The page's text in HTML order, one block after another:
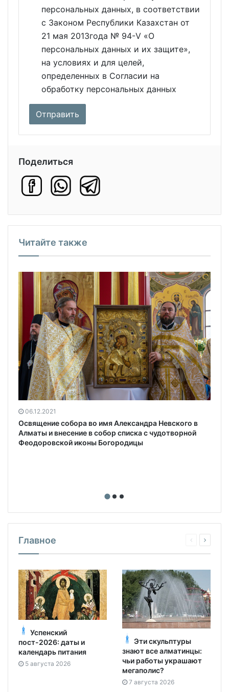
персональных данных, в соответствии
с Законом Республики Казахстан от
21 мая 2013года № 94-V «О
персональных данных и их защите»,
на условиях и для целей,
определенных в Согласии на
обработку персональных данных
Поделиться
Читайте также
06.12.2021
Освящение собора во имя Александра Невского в
Алматы и внесение в собор списка с чудотворной
Феодоровской иконы Богородицы
Главное
Успенский
пост-2026: даты и
календарь питания
5 августа 2026
Эти скульптуры
знают все алматинцы:
чьи работы украшают
мегаполис?
7 августа 2026